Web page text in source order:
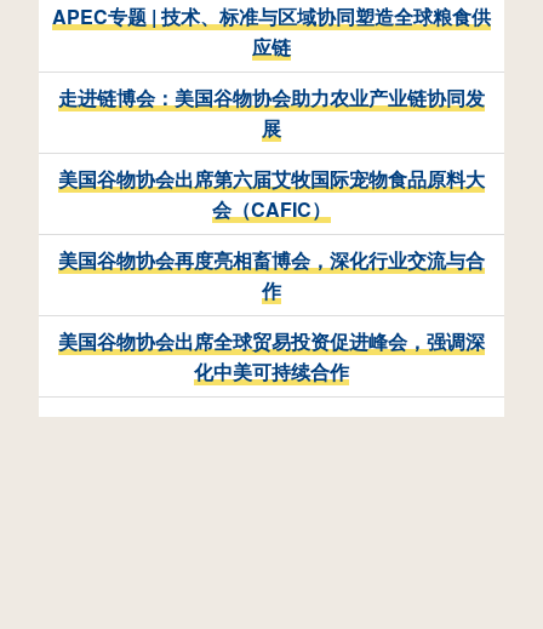
APEC专题 | 技术、标准与区域协同塑造全球粮食供
应链
走进链博会：美国谷物协会助力农业产业链协同发
展
美国谷物协会出席第六届艾牧国际宠物食品原料大
会（CAFIC）
美国谷物协会再度亮相畜博会，深化行业交流与合
作
美国谷物协会出席全球贸易投资促进峰会，强调深
化中美可持续合作